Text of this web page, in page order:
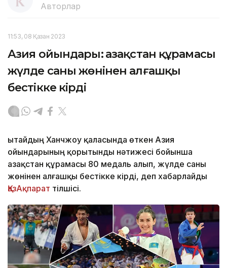
Авторлар
11:53, 08 Қазан 2023
Азия ойындары: Қазақстан құрамасы
жүлде саны жөнінен алғашқы
бестікке кірді
Қытайдың Ханчжоу қаласында өткен Азия
ойындарының қорытынды нәтижесі бойынша
Қазақстан құрамасы 80 медаль алып, жүлде саны
жөнінен алғашқы бестікке кірді, деп хабарлайды
ҚазАқпарат тілшісі.